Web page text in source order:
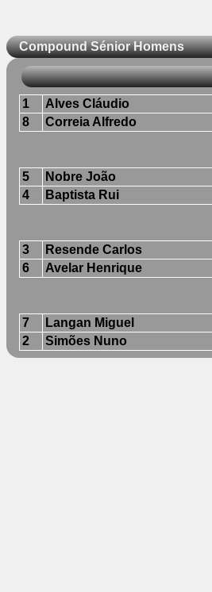
Compound Sénior Homens
1 Alves Cláudio
8
Correia Alfredo
5 Nobre João
4
Baptista Rui
3 Resende Carlos
6
Avelar Henrique
7 Langan Miguel
2
Simões Nuno